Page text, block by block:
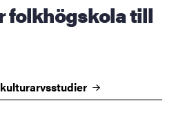
kulturarvsstudier